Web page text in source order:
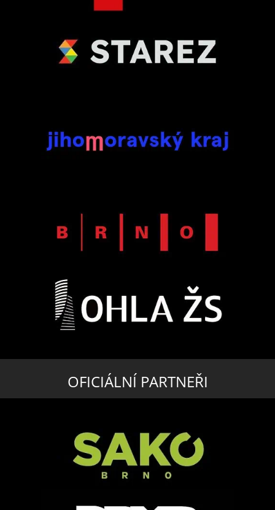
OFICIÁLNÍ PARTNEŘI